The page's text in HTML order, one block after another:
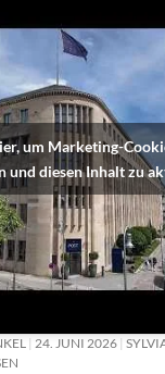
um Marketing-
und diesen Inhalt zu
24. JUNI 2026